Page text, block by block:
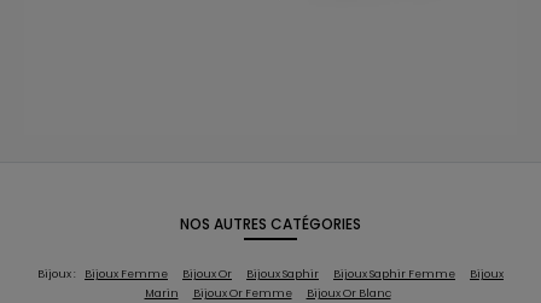
NOS AUTRES CATÉGORIES
Bijoux : Bijoux Femme Bijoux Or Bijoux Saphir Bijoux Saphir Femme
Bijoux
Marin
Bijoux Or Femme Bijoux Or Blanc